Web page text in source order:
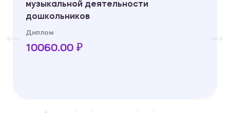
музыкальной деятельности
дошкольников
Диплом
10060.00 ₽